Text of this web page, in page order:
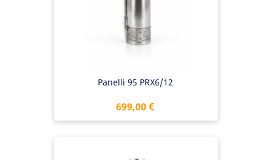
Panelli 95 PRX6/12
Preis
699,00 €